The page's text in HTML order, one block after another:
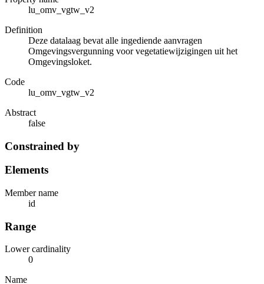
lu_omv_vgtw_v2
Definition
Deze datalaag bevat alle ingediende aanvragen
Omgevingsvergunning voor vegetatiewijzigingen uit het
Omgevingsloket.
Code
lu_omv_vgtw_v2
Abstract
false
Constrained by
Elements
Member name
id
Range
Lower cardinality
0
Name